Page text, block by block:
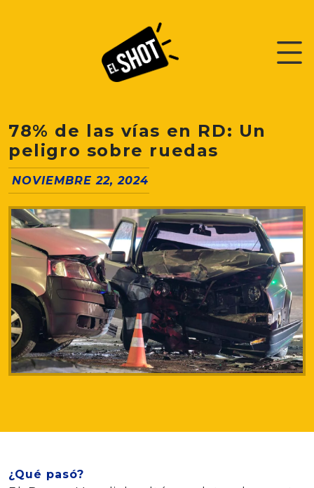
78% de las vías en RD: Un
peligro sobre ruedas
NOVIEMBRE 22, 2024
¿Qué pasó?